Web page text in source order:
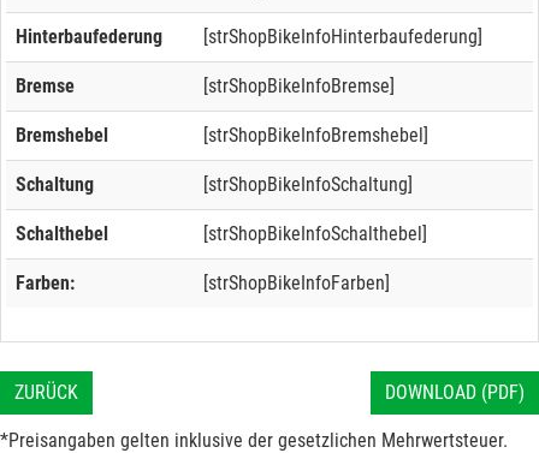
Hinterbaufederung [strShopBikeInfoHinterbaufederung]
Bremse [strShopBikeInfoBremse]
Bremshebel [strShopBikeInfoBremshebel]
Schaltung [strShopBikeInfoSchaltung]
Schalthebel [strShopBikeInfoSchalthebel]
Farben: [strShopBikeInfoFarben]
ZURÜCK DOWNLOAD (PDF)
*Preisangaben gelten inklusive der gesetzlichen Mehrwertsteuer.